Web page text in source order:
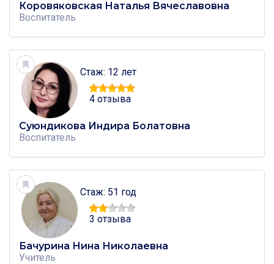
Коровяковская Наталья Вячеславовна
Воспитатель
Стаж: 12 лет
4 отзыва
Суюндикова Индира Болатовна
Воспитатель
Стаж: 51 год
3 отзыва
Бачурина Нина Николаевна
Учитель